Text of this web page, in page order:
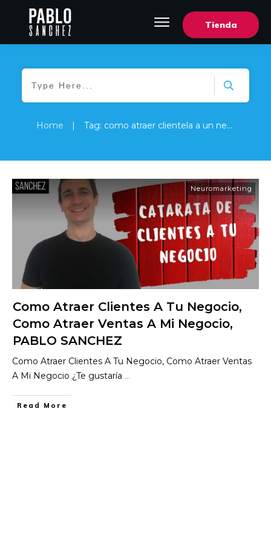
Tienda
Home Tag: como atraer clientela a un negocio
Neuromarketing
Como Atraer Clientes A Tu Negocio,
Como Atraer Ventas A Mi Negocio,
PABLO SANCHEZ
Como Atraer Clientes A Tu Negocio, Como Atraer Ventas
A Mi Negocio ¿Te gustaría ...
​Read More